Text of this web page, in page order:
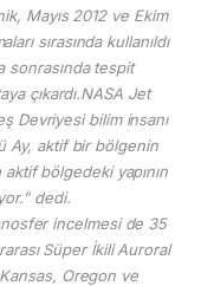
Mayıs 2012 ve Ekim
sırasında kullanıldı
sonrasında tespit
çıkardı.NASA Jet
Devriyesi bilim insanı
Ay, aktif bir bölgenin
bölgedeki yapının
dedi.
incelmesi de 35
Süper İkili Auroral
Oregon ve